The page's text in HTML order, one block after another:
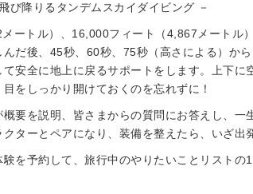
び降りるタンデムスカイダイビング －
ートル）、16,000フィート（4,867メートル
んだ後、45秒、60秒、75秒（高さによる）か
安全に地上に戻るサポートをします。上下に
をしっかり開けておくのを忘れずに！
要を説明、皆さまからの質問にお答えし、一
ターとペアになり、装備を整えたら、いざ出
を予約して、旅行中のやりたいことリストの